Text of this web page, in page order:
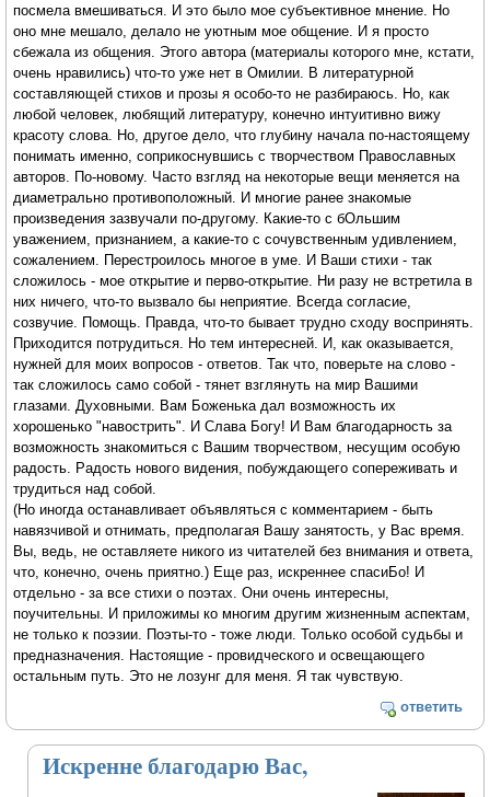
посмела вмешиваться. И это было мое субъективное мнение. Но
оно мне мешало, делало не уютным мое общение. И я просто
сбежала из общения. Этого автора (материалы которого мне, кстати,
очень нравились) что-то уже нет в Омилии. В литературной
составляющей стихов и прозы я особо-то не разбираюсь. Но, как
любой человек, любящий литературу, конечно интуитивно вижу
красоту слова. Но, другое дело, что глубину начала по-настоящему
понимать именно, соприкоснувшись с творчеством Православных
авторов. По-новому. Часто взгляд на некоторые вещи меняется на
диаметрально противоположный. И многие ранее знакомые
произведения зазвучали по-другому. Какие-то с бОльшим
уважением, признанием, а какие-то с сочувственным удивлением,
сожалением. Перестроилось многое в уме. И Ваши стихи - так
сложилось - мое открытие и перво-открытие. Ни разу не встретила в
них ничего, что-то вызвало бы неприятие. Всегда согласие,
созвучие. Помощь. Правда, что-то бывает трудно сходу воспринять.
Приходится потрудиться. Но тем интересней. И, как оказывается,
нужней для моих вопросов - ответов. Так что, поверьте на слово -
так сложилось само собой - тянет взглянуть на мир Вашими
глазами. Духовными. Вам Боженька дал возможность их
хорошенько "навострить". И Слава Богу! И Вам благодарность за
возможность знакомиться с Вашим творчеством, несущим особую
радость. Радость нового видения, побуждающего сопереживать и
трудиться над собой.
(Но иногда останавливает объявляться с комментарием - быть
навязчивой и отнимать, предполагая Вашу занятость, у Вас время.
Вы, ведь, не оставляете никого из читателей без внимания и ответа,
что, конечно, очень приятно.) Еще раз, искреннее спасиБо! И
отдельно - за все стихи о поэтах. Они очень интересны,
поучительны. И приложимы ко многим другим жизненным аспектам,
не только к поэзии. Поэты-то - тоже люди. Только особой судьбы и
предназначения. Настоящие - провидческого и освещающего
остальным путь. Это не лозунг для меня. Я так чувствую.
ответить
Искренне благодарю Вас,